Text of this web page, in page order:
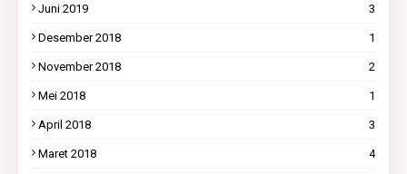
Juni 2019 3
Desember 2018 1
November 2018 2
Mei 2018 1
April 2018 3
Maret 2018 4